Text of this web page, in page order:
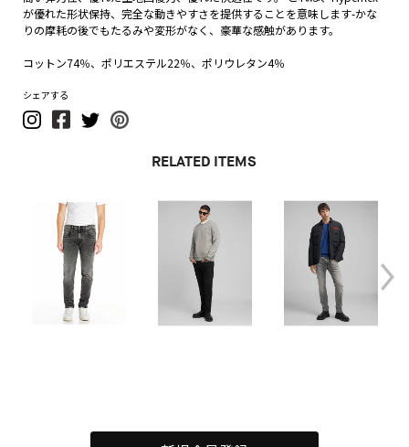
が優れた形状保持、完全な動きやすさを提供することを意味します-かな
りの摩耗の後でもたるみや変形がなく、豪華な感触があります。
コットン74％、ポリエステル22％、ポリウレタン4％
シェアする
RELATED ITEMS